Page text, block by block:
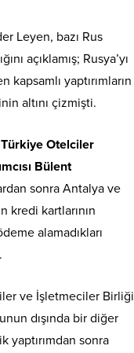
Leyen, bazı Rus
açıklamış; Rusya’yı
yaptırımların
altını çizmişti.
Türkiye Otelciler
Bülent
sonra Antalya ve
kredi kartlarının
alamadıkları
ve İşletmeciler Birliği
dışında bir diğer
yaptırımdan sonra